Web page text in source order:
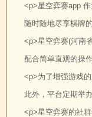
<p>星空弈赛app
随时随地尽享棋牌
<p>星空弈赛(河南
配合简单直观的操
<p>为了增强游戏
此外，平台定期举
<p>星空弈赛的社